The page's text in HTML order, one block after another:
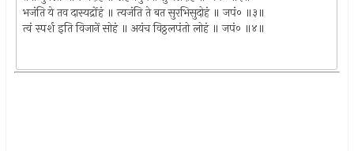
भजंति ये तव दास्यद्रोंहं ॥ त्यजंति ते बत सुरभिसुदोहं ॥ जपं० ॥३॥
त्वं स्पर्श इति विजानें सोहं ॥ अयंच विठ्ठलपंतो लोहं ॥ जपं० ॥४॥